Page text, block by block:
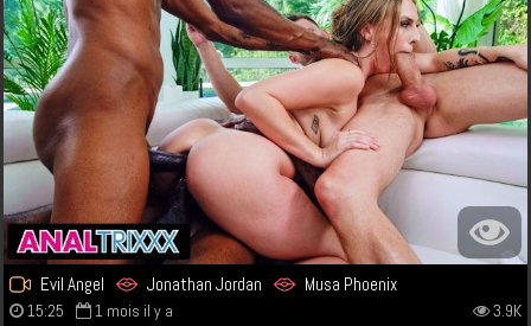
Evil Angel Jonathan Jordan Musa Phoenix
15:25 1 mois il y a 3.9K